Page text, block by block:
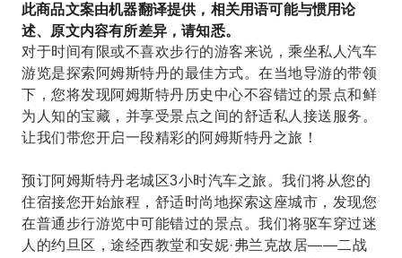
享受景点间的私人专车接送服务
此商品文案由机器翻译提供，相关用语可能与惯用论
述、原文内容有所差异，请知悉。
对于时间有限或不喜欢步行的游客来说，乘坐私人汽车
游览是探索阿姆斯特丹的最佳方式。在当地导游的带领
下，您将发现阿姆斯特丹历史中心不容错过的景点和鲜
为人知的宝藏，并享受景点之间的舒适私人接送服务。
让我们带您开启一段精彩的阿姆斯特丹之旅！
预订阿姆斯特丹老城区3小时汽车之旅。我们将从您的
住宿接您开始旅程，舒适时尚地探索这座城市，发现您
在普通步行游览中可能错过的景点。我们将驱车穿过迷
人的约旦区，途经西教堂和安妮·弗兰克故居——二战